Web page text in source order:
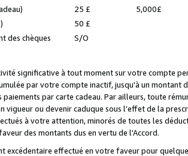
25 £
5,000£
50 £
des chèques
S/O
significative à tout moment sur votre compte
par votre compte inactif, jusqu'à un montant
paiements par carte cadeau. Par ailleurs, toute
vigueur ou devenir caduque sous l’effet de la
à votre attention, minorés de toutes les
des montants dus en vertu de l'Accord.
excédentaire effectué en votre faveur pour